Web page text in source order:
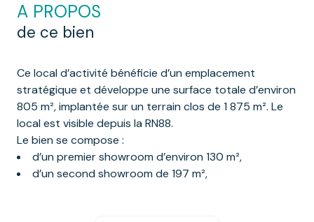
A PROPOS
de ce bien
Ce local d’activité bénéficie d’un emplacement
stratégique et développe une surface totale d’environ
805 m², implantée sur un terrain clos de 1 875 m². Le
local est visible depuis la RN88.
Le bien se compose :
d’un premier showroom d’environ 130 m²,
d’un second showroom de 197 m²,